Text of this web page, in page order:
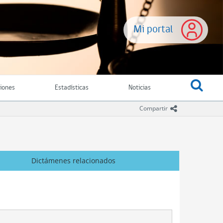
Mi portal
Estadísticas Noticias
Compartir icono
Dictámenes relacionados